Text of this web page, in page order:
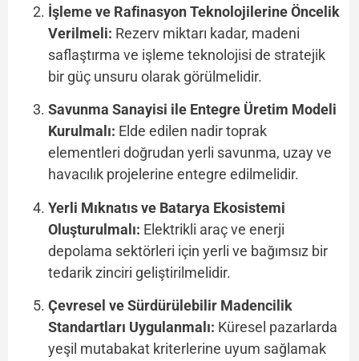
İşleme ve Rafinasyon Teknolojilerine Öncelik
Verilmeli: Rezerv miktarı kadar, madeni
saflaştırma ve işleme teknolojisi de stratejik
bir güç unsuru olarak görülmelidir.
Savunma Sanayisi ile Entegre Üretim Modeli
Kurulmalı: Elde edilen nadir toprak
elementleri doğrudan yerli savunma, uzay ve
havacılık projelerine entegre edilmelidir.
Yerli Mıknatıs ve Batarya Ekosistemi
Oluşturulmalı: Elektrikli araç ve enerji
depolama sektörleri için yerli ve bağımsız bir
tedarik zinciri geliştirilmelidir.
Çevresel ve Sürdürülebilir Madencilik
Standartları Uygulanmalı: Küresel pazarlarda
yeşil mutabakat kriterlerine uyum sağlamak